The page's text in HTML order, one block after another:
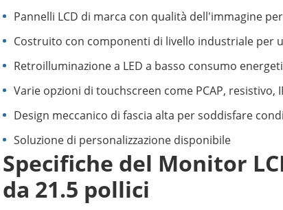
Pannelli LCD di marca con qualità dell'immagine
Costruito con componenti di livello industriale per
Retroilluminazione a LED a basso consumo
Varie opzioni di touchscreen come PCAP, resistivo,
Design meccanico di fascia alta per soddisfare
Soluzione di personalizzazione disponibile
Specifiche del Monitor
da 21.5 pollici